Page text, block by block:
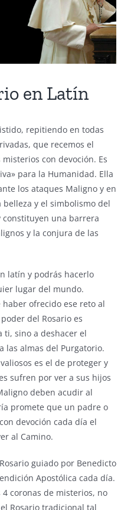
en Latín
repitiendo en todas
que recemos el
con devoción. Es
para la Humanidad. Ella
los ataques Maligno y en
y el simbolismo del
una barrera
y la conjura de las
latín y podrás hacerlo
lugar del mundo.
ofrecido ese reto al
del Rosario es
ti, sino a deshacer el
las almas del Purgatorio.
es el de proteger y
sufren por ver a sus hijos
deben acudir al
promete que un padre o
devoción cada día el
al Camino.
guiado por Benedicto
Apostólica cada día.
coronas de misterios, no
Rosario tradicional tal